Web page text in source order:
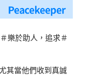
樂於助人，追求＃
其當他們收到真誠